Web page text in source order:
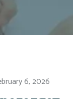
6, 2026